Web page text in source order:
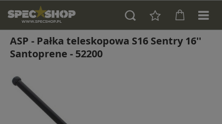
ASP - Pałka teleskopowa S16 Sentry 16''
Santoprene - 52200